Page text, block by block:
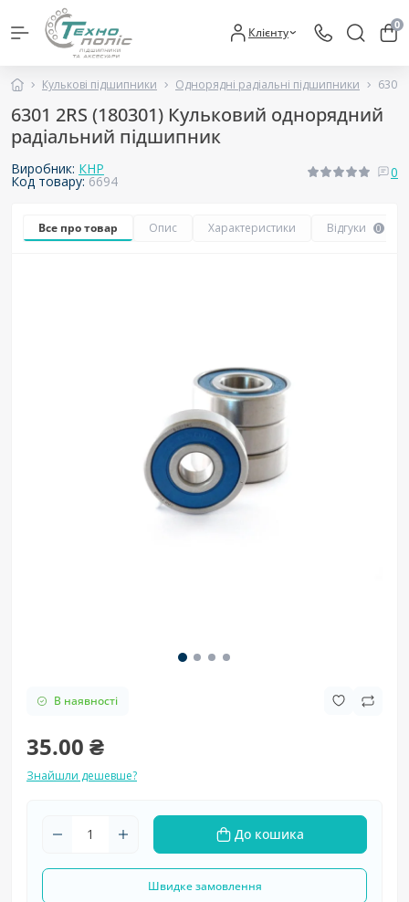
Клієнту 0
Кулькові підшипники Однорядні радіальні підшипники 6301
6301 2RS (180301) Кульковий однорядний
радіальний підшипник
Виробник: КНР
Код товару:6694
0
Все про товар Опис Характеристики Відгуки 0
В наявності
35.00 ₴
Знайшли дешевше?
До кошика
Швидке замовлення